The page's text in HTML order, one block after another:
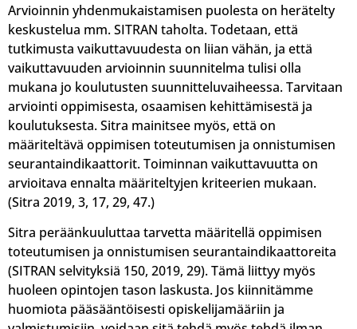
Arvioinnin yhdenmukaistamisen puolesta on herätelty
keskustelua mm. SITRAN taholta. Todetaan, että
tutkimusta vaikuttavuudesta on liian vähän, ja että
vaikuttavuuden arvioinnin suunnitelma tulisi olla
mukana jo koulutusten suunnitteluvaiheessa. Tarvitaan
arviointi oppimisesta, osaamisen kehittämisestä ja
koulutuksesta. Sitra mainitsee myös, että on
määriteltävä oppimisen toteutumisen ja onnistumisen
seurantaindikaattorit. Toiminnan vaikuttavuutta on
arvioitava ennalta määriteltyjen kriteerien mukaan.
(Sitra 2019, 3, 17, 29, 47.)
Sitra peräänkuuluttaa tarvetta määritellä oppimisen
toteutumisen ja onnistumisen seurantaindikaattoreita
(SITRAN selvityksiä 150, 2019, 29). Tämä liittyy myös
huoleen opintojen tason laskusta. Jos kiinnitämme
huomiota pääsääntöisesti opiskelijamääriin ja